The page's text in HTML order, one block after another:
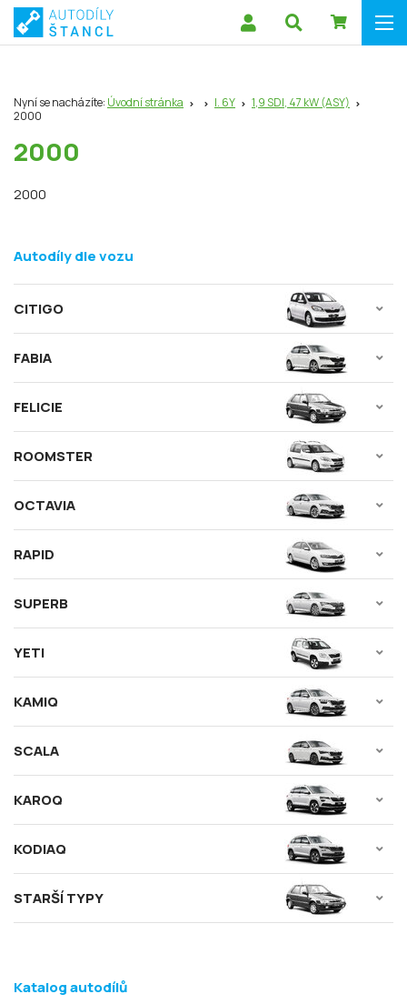
Nyní se nacházíte: Úvodní stránka I. 6Y
1,9 SDI, 47 kW (ASY)
2000
2000
2000
Autodíly dle vozu
CITIGO
FABIA
FELICIE
ROOMSTER
OCTAVIA
RAPID
SUPERB
YETI
KAMIQ
SCALA
KAROQ
KODIAQ
STARŠÍ TYPY
Katalog autodílů